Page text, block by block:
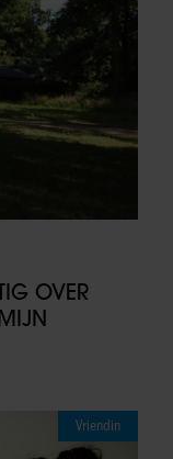
OVER
Vriendin